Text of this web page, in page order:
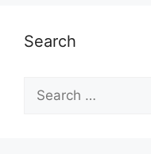
Search